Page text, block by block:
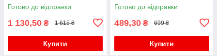
Готово до відправки
1 130,50 ₴ 1 615 ₴
Купити
Готово до відправки
489,30 ₴ 699 ₴
Купити